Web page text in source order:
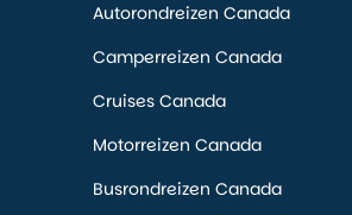
Autorondreizen Canada
Camperreizen Canada
Cruises Canada
Motorreizen Canada
Busrondreizen Canada